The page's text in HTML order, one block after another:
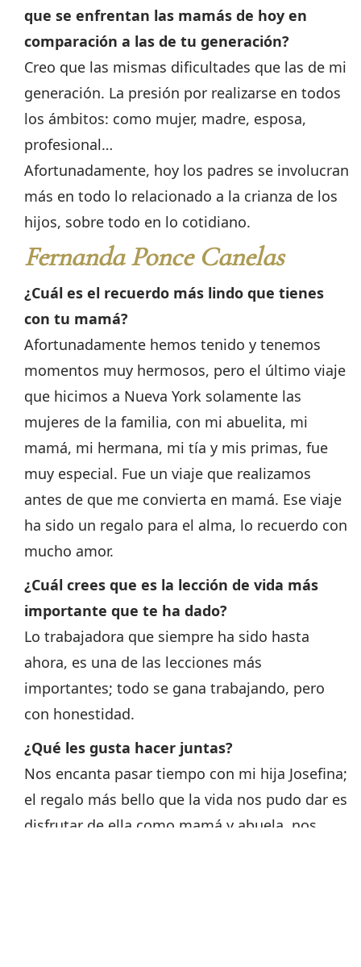
que se enfrentan las mamás de hoy en
comparación a las de tu generación?
Creo que las mismas dificultades que las de mi
generación. La presión por realizarse en todos
los ámbitos: como mujer, madre, esposa,
profesional…
Afortunadamente, hoy los padres se involucran
más en todo lo relacionado a la crianza de los
hijos, sobre todo en lo cotidiano.
Fernanda Ponce Canelas
¿Cuál es el recuerdo más lindo que tienes
con tu mamá?
Afortunadamente hemos tenido y tenemos
momentos muy hermosos, pero el último viaje
que hicimos a Nueva York solamente las
mujeres de la familia, con mi abuelita, mi
mamá, mi hermana, mi tía y mis primas, fue
muy especial. Fue un viaje que realizamos
antes de que me convierta en mamá. Ese viaje
ha sido un regalo para el alma, lo recuerdo con
mucho amor.
¿Cuál crees que es la lección de vida más
importante que te ha dado?
Lo trabajadora que siempre ha sido hasta
ahora, es una de las lecciones más
importantes; todo se gana trabajando, pero
con honestidad.
¿Qué les gusta hacer juntas?
Nos encanta pasar tiempo con mi hija Josefina;
el regalo más bello que la vida nos pudo dar es
disfrutar de ella como mamá y abuela, nos